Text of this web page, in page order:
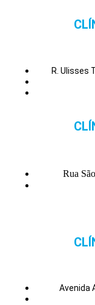
R. Ulisses
Rua
Avenida